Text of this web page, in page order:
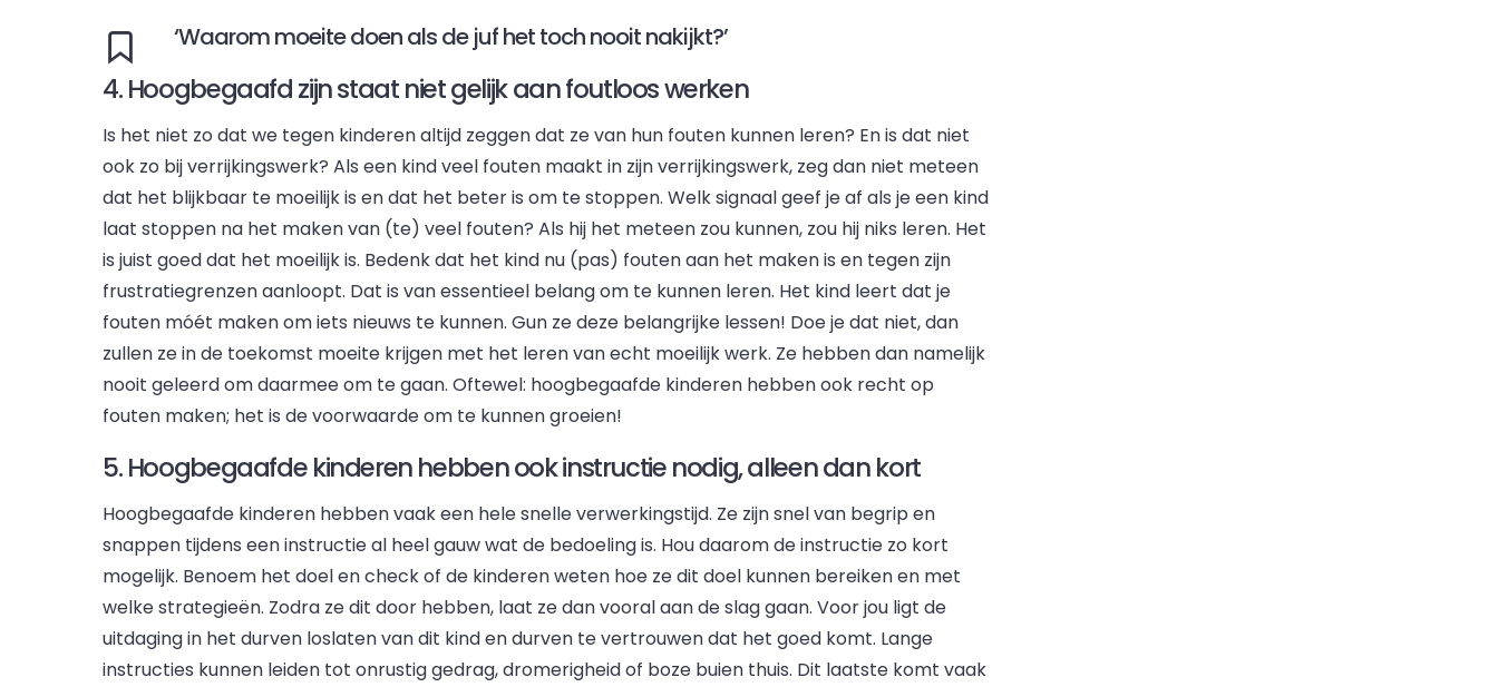
‘Waarom moeite doen als de juf het toch nooit nakijkt?’
4. Hoogbegaafd zijn staat niet gelijk aan foutloos werken
Is het niet zo dat we tegen kinderen altijd zeggen dat ze van hun fouten kunnen leren? En is dat niet
ook zo bij verrijkingswerk? Als een kind veel fouten maakt in zijn verrijkingswerk, zeg dan niet meteen
dat het blijkbaar te moeilijk is en dat het beter is om te stoppen. Welk signaal geef je af als je een kind
laat stoppen na het maken van (te) veel fouten? Als hij het meteen zou kunnen, zou hij niks leren. Het
is juist goed dat het moeilijk is. Bedenk dat het kind nu (pas) fouten aan het maken is en tegen zijn
frustratiegrenzen aanloopt. Dat is van essentieel belang om te kunnen leren. Het kind leert dat je
fouten móét maken om iets nieuws te kunnen. Gun ze deze belangrijke lessen! Doe je dat niet, dan
zullen ze in de toekomst moeite krijgen met het leren van echt moeilijk werk. Ze hebben dan namelijk
nooit geleerd om daarmee om te gaan. Oftewel: hoogbegaafde kinderen hebben ook recht op
fouten maken; het is de voorwaarde om te kunnen groeien!
5. Hoogbegaafde kinderen hebben ook instructie nodig, alleen dan kort
Hoogbegaafde kinderen hebben vaak een hele snelle verwerkingstijd. Ze zijn snel van begrip en
snappen tijdens een instructie al heel gauw wat de bedoeling is. Hou daarom de instructie zo kort
mogelijk. Benoem het doel en check of de kinderen weten hoe ze dit doel kunnen bereiken en met
welke strategieën. Zodra ze dit door hebben, laat ze dan vooral aan de slag gaan. Voor jou ligt de
uitdaging in het durven loslaten van dit kind en durven te vertrouwen dat het goed komt. Lange
instructies kunnen leiden tot onrustig gedrag, dromerigheid of boze buien thuis. Dit laatste komt vaak